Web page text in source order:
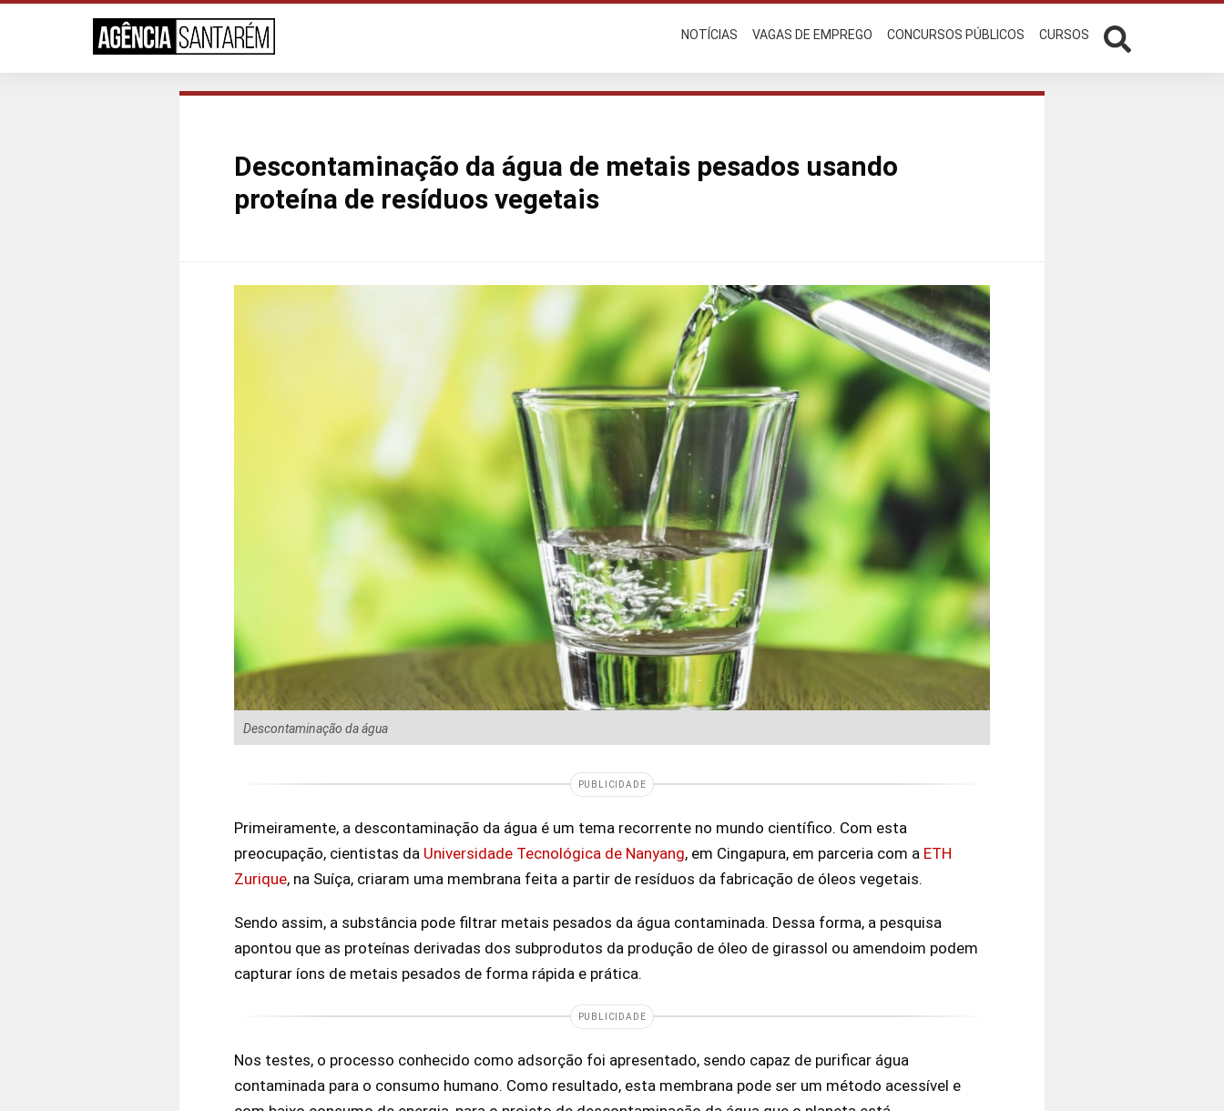
NOTÍCIAS VAGAS DE EMPREGO CONCURSOS PÚBLICOS CURSOS
Descontaminação da água de metais pesados ​​usando
proteína de resíduos vegetais
Descontaminação da água
PUBLICIDADE
Primeiramente, a descontaminação da água é um tema recorrente no mundo científico. Com esta
preocupação, cientistas da Universidade Tecnológica de Nanyang, em Cingapura, em parceria com a ETH
Zurique, na Suíça, criaram uma membrana feita a partir de resíduos da fabricação de óleos vegetais.
Sendo assim, a substância pode filtrar metais pesados da água contaminada. Dessa forma, a pesquisa
apontou que as proteínas derivadas dos subprodutos da produção de óleo de girassol ou amendoim podem
capturar íons de metais pesados de forma rápida e prática.
PUBLICIDADE
Nos testes, o processo conhecido como adsorção foi apresentado, sendo capaz de purificar água
contaminada para o consumo humano. Como resultado, esta membrana pode ser um método acessível e